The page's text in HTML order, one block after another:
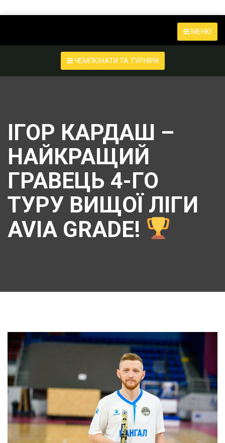
МЕНЮ
ЧЕМПІОНАТИ ТА ТУРНІРИ
ІГОР КАРДАШ –
НАЙКРАЩИЙ
ГРАВЕЦЬ 4-ГО
ТУРУ ВИЩОЇ ЛІГИ
AVIA GRADE!